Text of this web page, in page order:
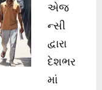
એજ
ન્સી
દ્વારા
દેશભર
માં